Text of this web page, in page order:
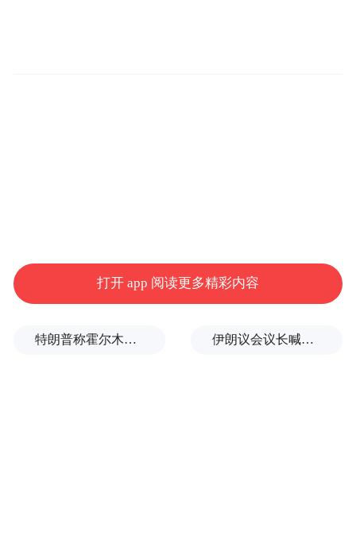
“特别声明：以上作品内容(包括在内的视频、图片或音
打开 app 阅读更多精彩内容
特朗普称霍尔木兹海峡协议尚未达成，正参与相关谈判 伊朗议会议长喊话：别再作秀了！